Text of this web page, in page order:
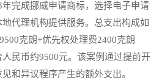
完成挪威申请商标，选择电子申请
代理机构提供服务。总支出构成如
克朗+优先权处理费2400克朗
人民币约9500元。该案例通过提前开
和异议程序产生的额外支出。